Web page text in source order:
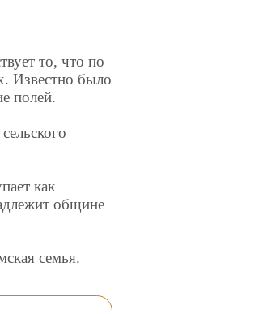
то, что по
Известно было
полей.
как
общине
семья.